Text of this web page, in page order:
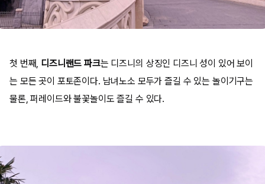
첫 번째, 디즈니랜드 파크는 디즈니의 상징인 디즈니 성이 있어 보이
는 모든 곳이 포토존이다. 남녀노소 모두가 즐길 수 있는 놀이기구는
물론, 퍼레이드와 불꽃놀이도 즐길 수 있다.